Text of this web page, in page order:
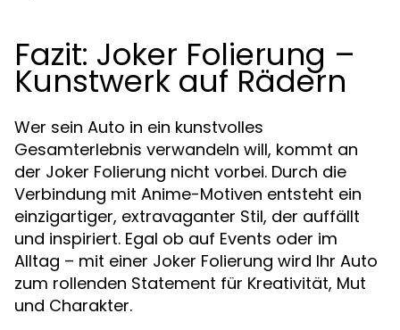
Fazit: Joker Folierung –
Kunstwerk auf Rädern
Wer sein Auto in ein kunstvolles
Gesamterlebnis verwandeln will, kommt an
der Joker Folierung nicht vorbei. Durch die
Verbindung mit Anime-Motiven entsteht ein
einzigartiger, extravaganter Stil, der auffällt
und inspiriert. Egal ob auf Events oder im
Alltag – mit einer Joker Folierung wird Ihr Auto
zum rollenden Statement für Kreativität, Mut
und Charakter.